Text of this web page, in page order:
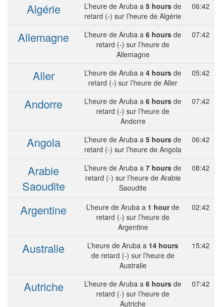
Algérie L’heure de Aruba a 5 hours de
retard (-) sur l’heure de Algérie
06:42
Allemagne L’heure de Aruba a 6 hours de
retard (-) sur l’heure de
Allemagne
07:42
Aller L’heure de Aruba a 4 hours de
retard (-) sur l’heure de Aller
05:42
Andorre L’heure de Aruba a 6 hours de
retard (-) sur l’heure de
Andorre
07:42
Angola L’heure de Aruba a 5 hours de
retard (-) sur l’heure de Angola
06:42
Arabie
Saoudite
L’heure de Aruba a 7 hours de
retard (-) sur l’heure de Arabie
Saoudite
08:42
Argentine L’heure de Aruba a 1 hourde
retard (-) sur l’heure de
Argentine
02:42
Australie L’heure de Aruba a 14 hours
de retard (-) sur l’heure de
Australie
15:42
Autriche L’heure de Aruba a 6 hours de
retard (-) sur l’heure de
Autriche
07:42